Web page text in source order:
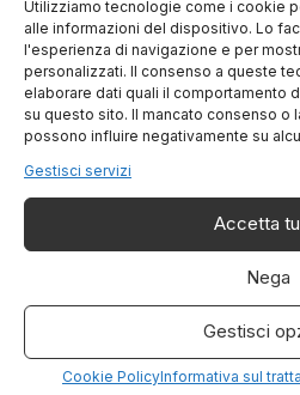
Utilizziamo tecnologie come i cookie
alle informazioni del dispositivo. Lo
l'esperienza di navigazione e per
personalizzati. Il consenso a queste
elaborare dati quali il comportamento
su questo sito. Il mancato consenso o
possono influire negativamente su
Gestisci servizi
Accetta
Nega
Gestisci
Cookie PolicyInformativa sul